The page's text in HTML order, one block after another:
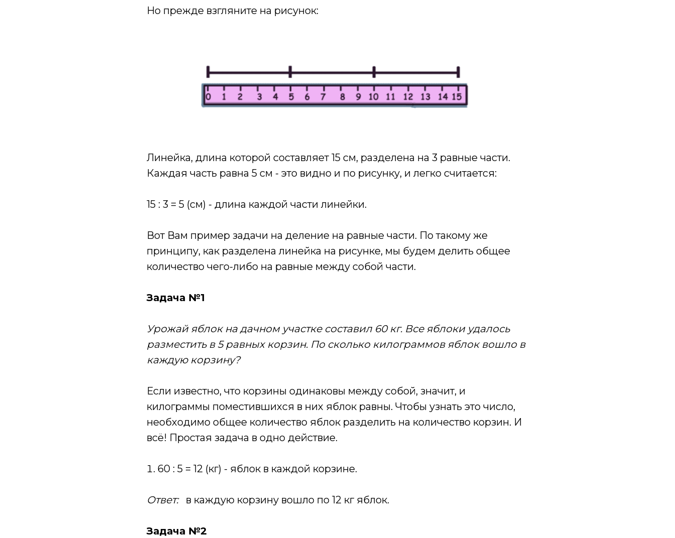
Но прежде взгляните на рисунок:
Линейка, длина которой составляет 15 см, разделена на 3 равные части.
Каждая часть равна 5 см - это видно и по рисунку, и легко считается:
15 : 3 = 5 (см) - длина каждой части линейки.
Вот Вам пример задачи на деление на равные части. По такому же
принципу, как разделена линейка на рисунке, мы будем делить общее
количество чего-либо на равные между собой части.
Задача №1
Урожай яблок на дачном участке составил 60 кг. Все яблоки удалось
разместить в 5 равных корзин. По сколько килограммов яблок вошло в
каждую корзину?
Если известно, что корзины одинаковы между собой, значит, и
килограммы поместившихся в них яблок равны. Чтобы узнать это число,
необходимо общее количество яблок разделить на количество корзин. И
всё! Простая задача в одно действие.
60 : 5 = 12 (кг) - яблок в каждой корзине.
Ответ: в каждую корзину вошло по 12 кг яблок.
Задача №2